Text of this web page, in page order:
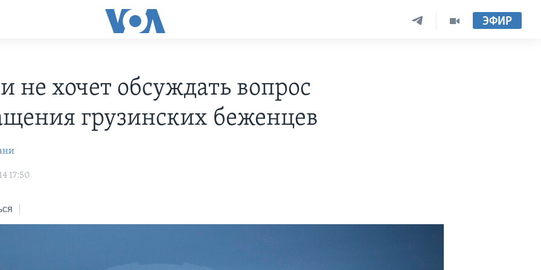
ЭФИР
не хочет обсуждать вопрос
грузинских беженцев
17:50